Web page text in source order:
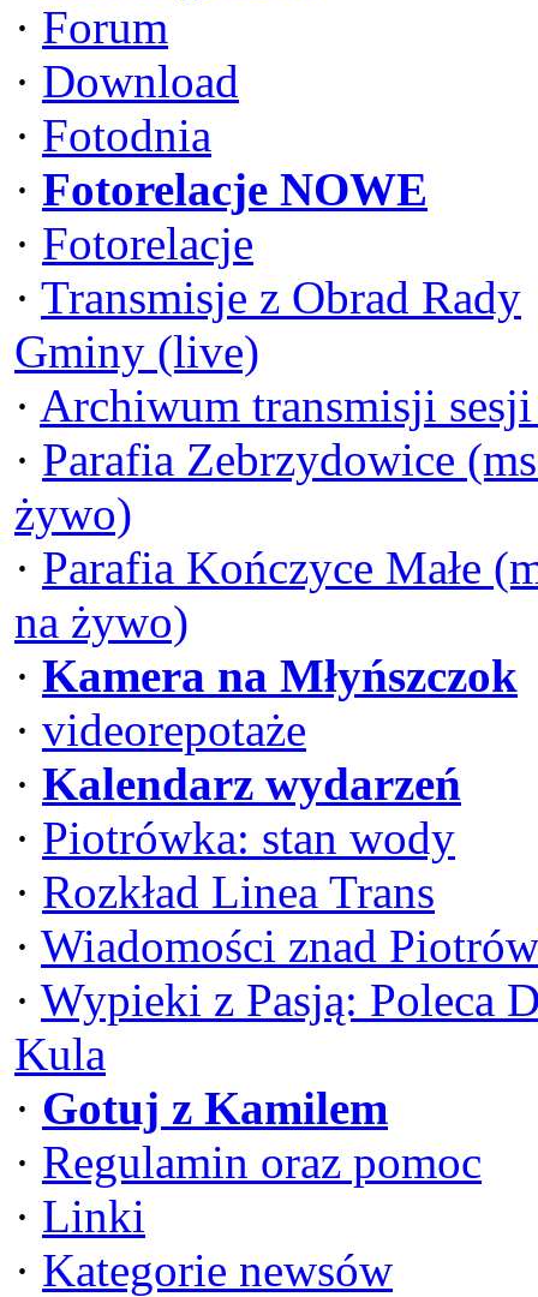
· Forum
· Download
· Fotodnia
· Fotorelacje NOWE
· Fotorelacje
· Transmisje z Obrad Rady
Gminy (live)
· Archiwum transmisji
· Parafia Zebrzydowice
żywo)
· Parafia Kończyce Małe
na żywo)
· Kamera na Młyńszczok
· videorepotaże
· Kalendarz wydarzeń
· Piotrówka: stan wody
· Rozkład Linea Trans
· Wiadomości znad
· Wypieki z Pasją: Poleca
Kula
· Gotuj z Kamilem
· Regulamin oraz pomoc
· Linki
· Kategorie newsów